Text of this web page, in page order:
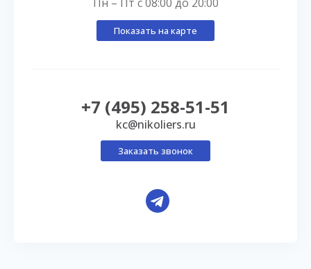
Показать на карте
+7 (495) 258-51-51
kc@nikoliers.ru
Заказать звонок